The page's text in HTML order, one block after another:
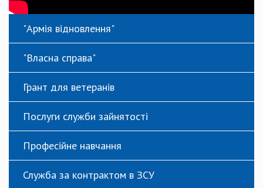
"Армія відновлення"
"Власна справа"
Грант для ветеранів
Послуги служби зайнятості
Професійне навчання
Служба за контрактом в ЗСУ